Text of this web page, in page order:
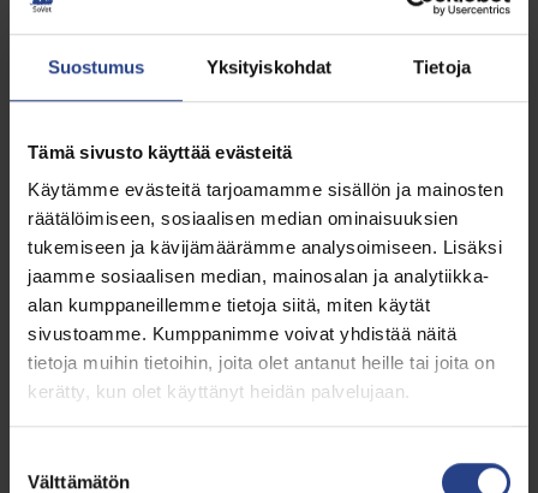
Suostumus Yksityiskohdat Tietoja
Tämä sivusto käyttää evästeitä
Käytämme evästeitä tarjoamamme sisällön ja mainosten
räätälöimiseen, sosiaalisen median ominaisuuksien
tukemiseen ja kävijämäärämme analysoimiseen. Lisäksi
jaamme sosiaalisen median, mainosalan ja analytiikka-
alan kumppaneillemme tietoja siitä, miten käytät
sivustoamme. Kumppanimme voivat yhdistää näitä
tietoja muihin tietoihin, joita olet antanut heille tai joita on
kerätty, kun olet käyttänyt heidän palvelujaan.
valinta
Välttämätön
laajentaa ja muuttaa suurempiin tiloihin
tammi-helmikuun vaihteessa 2025!
Muutamme 3,8 km:n ja uusi osoitteemme
on:Friisiläntie 1, Espoo.
Olemme suljettu muuton vuoksi ke 29.1.-
su 2.2.2025.
Avaamme maanantaina 3.2.25 klo 7.30
uudessa paikassa. Puhelinnumero säilyy
entisellään. Uudet aukioloaikamme ovat
arkisin 7.30-20.00 sekä la 9-15 ja UUTENA